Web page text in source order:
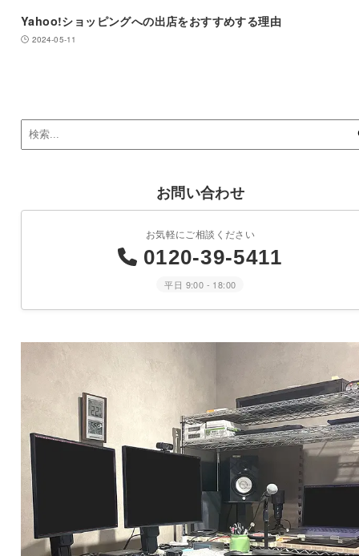
Yahoo!ショッピングへの出店をおすすめする理由
2024-05-11
お問い合わせ
お気軽にご相談ください
0120-39-5411
平日 9:00 - 18:00